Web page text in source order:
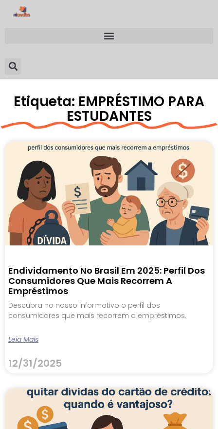
Etiqueta: EMPRÉSTIMO PARA
ESTUDANTES
Endividamento No Brasil Em 2025: Perfil Dos
Consumidores Que Mais Recorrem A
Empréstimos
Descubra no nosso informativo o perfil dos
consumidores que mais recorrem a empréstimos.
Leia Mais
12/31/2025